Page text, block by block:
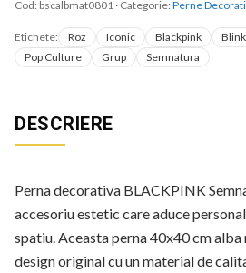
Cod: bscalbmat0801 · Categorie: Perne
Etichete: Roz Iconic Blackpink Blink
Pop Culture
Grup Semnatura
DESCRIERE
Perna decorativa BLACKPINK
accesoriu estetic care aduce
spatiu. Aceasta perna 40x40 cm
design original cu un material de